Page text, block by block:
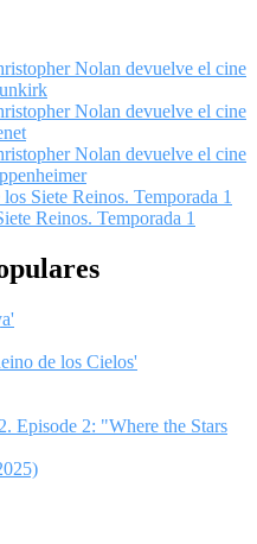
Nolan devuelve el cine
Nolan devuelve el cine
Nolan devuelve el cine
Siete Reinos. Temporada 1
Reinos. Temporada 1
de los Cielos'
Episode 2: "Where the Stars